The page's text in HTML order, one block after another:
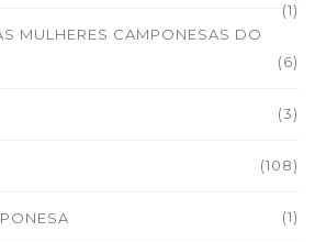
(1)
MULHERES CAMPONESAS DO
(6)
(3)
(108)
(1)